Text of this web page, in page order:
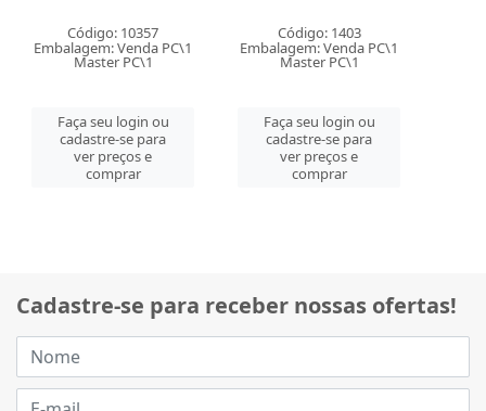
Código: 10357
Embalagem: Venda PC\1
Master PC\1
Faça seu login ou
cadastre-se para
ver preços e
comprar
Código: 1403
Embalagem: Venda PC\1
Master PC\1
Faça seu login ou
cadastre-se para
ver preços e
comprar
Cadastre-se para receber nossas ofertas!